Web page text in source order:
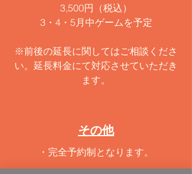
3,500円（税込）
​3・4・5月中ゲームを予定
※前後の延長に関してはご相談くださ
い。延長料金にて対応させていただき
ます。
​その他
・完全予約制となります。